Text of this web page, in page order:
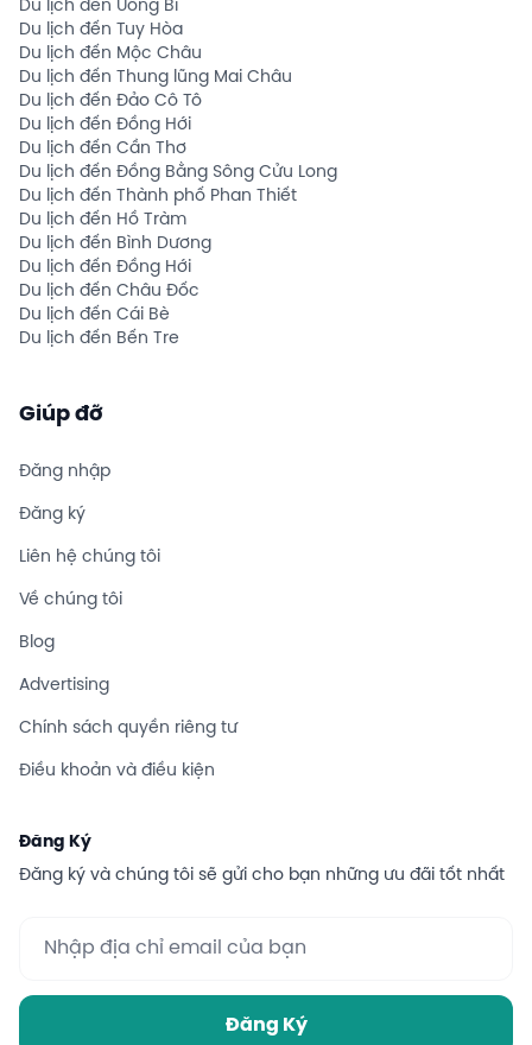
Du lịch đến Uông Bí
Du lịch đến Tuy Hòa
Du lịch đến Mộc Châu
Du lịch đến Thung lũng Mai Châu
Du lịch đến Đảo Cô Tô
Du lịch đến Đồng Hới
Du lịch đến Cần Thơ
Du lịch đến Đồng Bằng Sông Cửu Long
Du lịch đến Thành phố Phan Thiết
Du lịch đến Hồ Tràm
Du lịch đến Bình Dương
Du lịch đến Đồng Hới
Du lịch đến Châu Đốc
Du lịch đến Cái Bè
Du lịch đến Bến Tre
Giúp đỡ
Đăng nhập
Đăng ký
Liên hệ chúng tôi
Về chúng tôi
Blog
Advertising
Chính sách quyền riêng tư
Điều khoản và điều kiện
Đăng Ký
Đăng ký và chúng tôi sẽ gửi cho bạn những ưu đãi tốt nhất
Đăng Ký